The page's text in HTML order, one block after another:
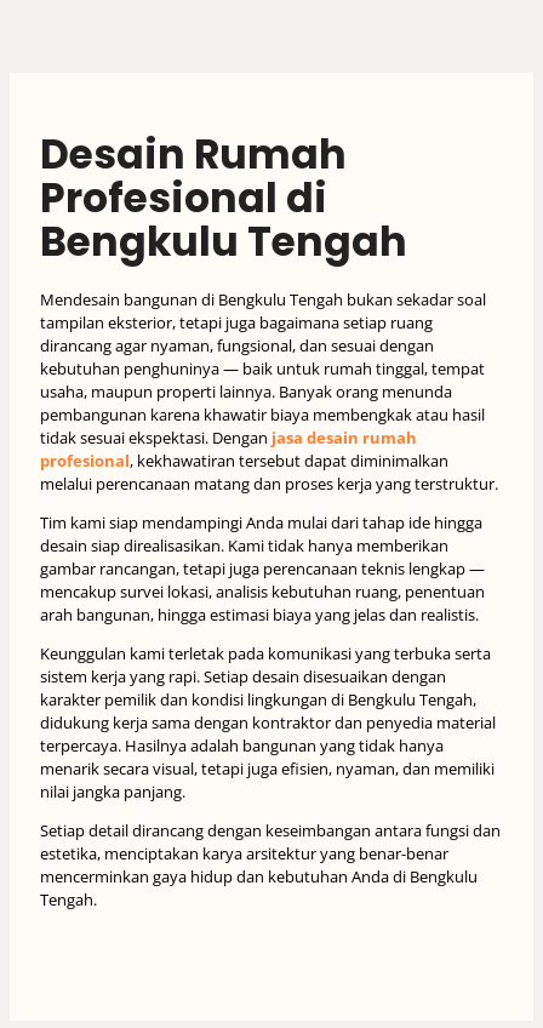
Profesional di
Bengkulu Tengah
Mendesain bangunan di Bengkulu Tengah bukan sekadar soal
tampilan eksterior, tetapi juga bagaimana setiap ruang
kebutuhan penghuninya — baik untuk rumah tinggal, tempat
usaha, maupun properti lainnya. Banyak orang menunda
pembangunan karena khawatir biaya membengkak atau hasil
tidak sesuai ekspektasi. Denganjasa desain rumah
profesional, kekhawatiran tersebut dapat diminimalkan
melalui perencanaan matang dan proses kerja yang terstruktur.
Tim kami siap mendampingi Anda mulai dari tahap ide hingga
desain siap direalisasikan. Kami tidak hanya memberikan
mencakup survei lokasi, analisis kebutuhan ruang, penentuan
arah bangunan, hingga estimasi biaya yang jelas dan realistis.
Keunggulan kami terletak pada komunikasi yang terbuka serta
sistem kerja yang rapi. Setiap desain disesuaikan dengan
didukung kerja sama dengan kontraktor dan penyedia material
terpercaya. Hasilnya adalah bangunan yang tidak hanya
menarik secara visual, tetapi juga efisien, nyaman, dan memiliki
nilai jangka panjang.
Setiap detail dirancang dengan keseimbangan antara fungsi dan
estetika, menciptakan karya arsitektur yang benar-benar
Tengah.